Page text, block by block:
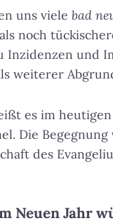
uns viele bad
noch
Inzidenzen und
weiterer
es im heutigen
Die
des
Neuen Jahr